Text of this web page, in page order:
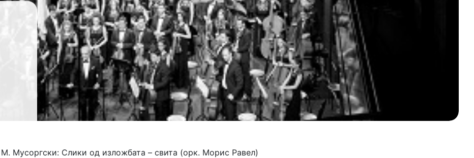
М. Мусоргски: Слики од изложбата – свита (орк. Морис Равел)